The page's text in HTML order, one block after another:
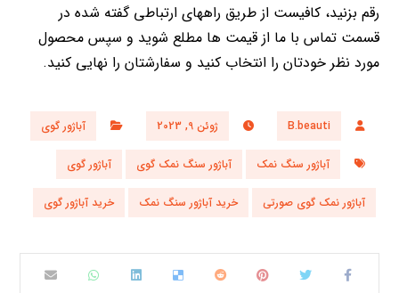
رقم بزنید، کافیست از طریق راههای ارتباطی گفته شده در
قسمت تماس با ما از قیمت ها مطلع شوید و سپس محصول
مورد نظر خودتان را انتخاب کنید و سفارشتان را نهایی کنید.
B.beauti ژوئن 9, 2023 آباژور گوی
آباژور سنگ نمک آباژور سنگ نمک گوی آباژور گوی
آباژور نمک گوی صورتی خرید آباژور سنگ نمک خرید آباژور گوی